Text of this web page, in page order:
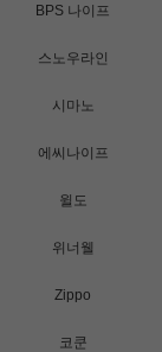
BPS 나이프
스노우라인
시마노
에씨나이프
윌도
위너웰
Zippo
코쿤